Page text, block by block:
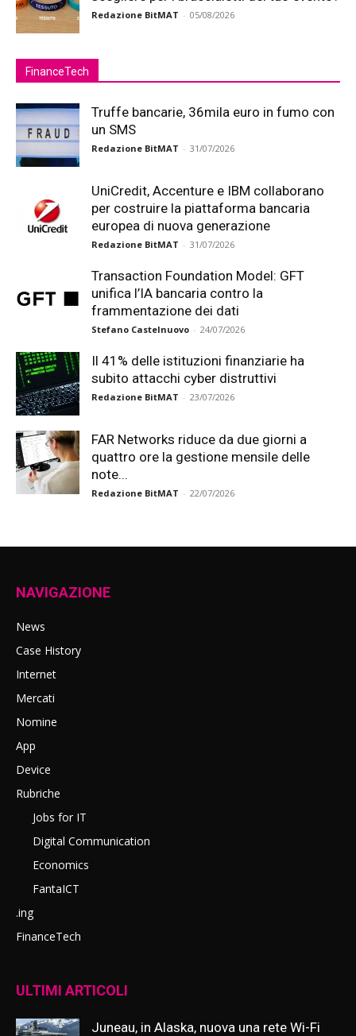
Redazione BitMAT - 05/08/2026
FinanceTech
Truffe bancarie, 36mila euro in fumo con
un SMS
Redazione BitMAT - 31/07/2026
UniCredit, Accenture e IBM collaborano
per costruire la piattaforma bancaria
europea di nuova generazione
Redazione BitMAT - 31/07/2026
Transaction Foundation Model: GFT
unifica l’IA bancaria contro la
frammentazione dei dati
Stefano Castelnuovo - 24/07/2026
Il 41% delle istituzioni finanziarie ha
subito attacchi cyber distruttivi
Redazione BitMAT - 23/07/2026
FAR Networks riduce da due giorni a
quattro ore la gestione mensile delle
note...
Redazione BitMAT - 22/07/2026
NAVIGAZIONE
News
Case History
Internet
Mercati
Nomine
App
Device
Rubriche
Jobs for IT
Digital Communication
Economics
FantaICT
.ing
FinanceTech
ULTIMI ARTICOLI
Juneau, in Alaska, nuova una rete Wi-Fi